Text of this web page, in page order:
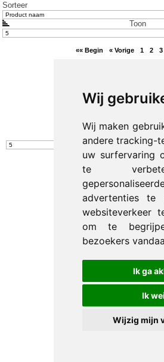
Wij
Wij maken
andere tracking-
uw surfervaring
te
advertenties te
websiteverkeer
om te
bezoekers
Ik ga
Ik
Wijzig mijn
«« Begin « Vorige 1 2 3
«« Begin « Vorige 1 3
Toon # Aantal
Resultaten 141 - 129
© 2012-2026 Trade Med B.V. -